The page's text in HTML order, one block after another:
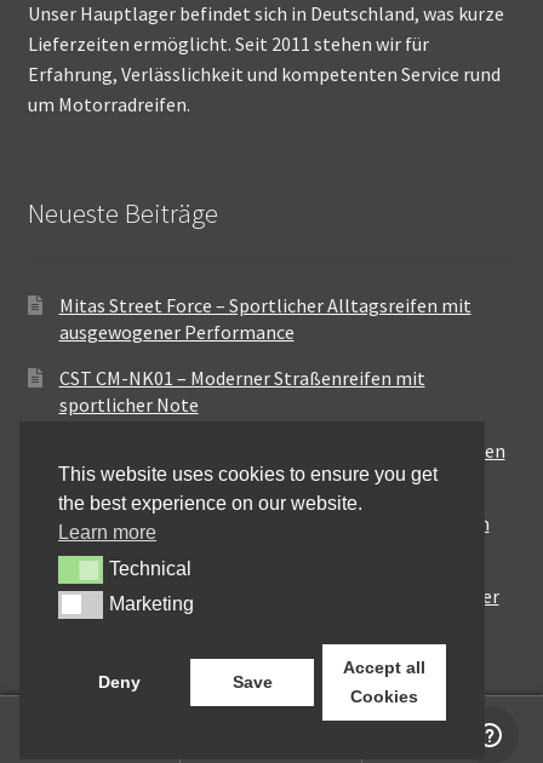
Unser Hauptlager befindet sich in Deutschland, was kurze
Lieferzeiten ermöglicht. Seit 2011 stehen wir für
Erfahrung, Verlässlichkeit und kompetenten Service rund
um Motorradreifen.
Neueste Beiträge
Mitas Street Force – Sportlicher Alltagsreifen mit
ausgewogener Performance
CST CM-NK01 – Moderner Straßenreifen mit
sportlicher Note
Maxxis MA-ST3 – Ausgewogener Sport-Touring-Reifen
für vielseitige Einsätze
Pirelli City Demon – Zuverlässigkeit für den urbanen
Alltag
Metzeler Perfect ME77 – Klassische Optik mit solider
Straßenperformance
This website uses cookies to ensure you get
the best experience on our website.
Learn more
TechnicalTechnical
MarketingMarketing
Deny Save
Accept all
Cookies